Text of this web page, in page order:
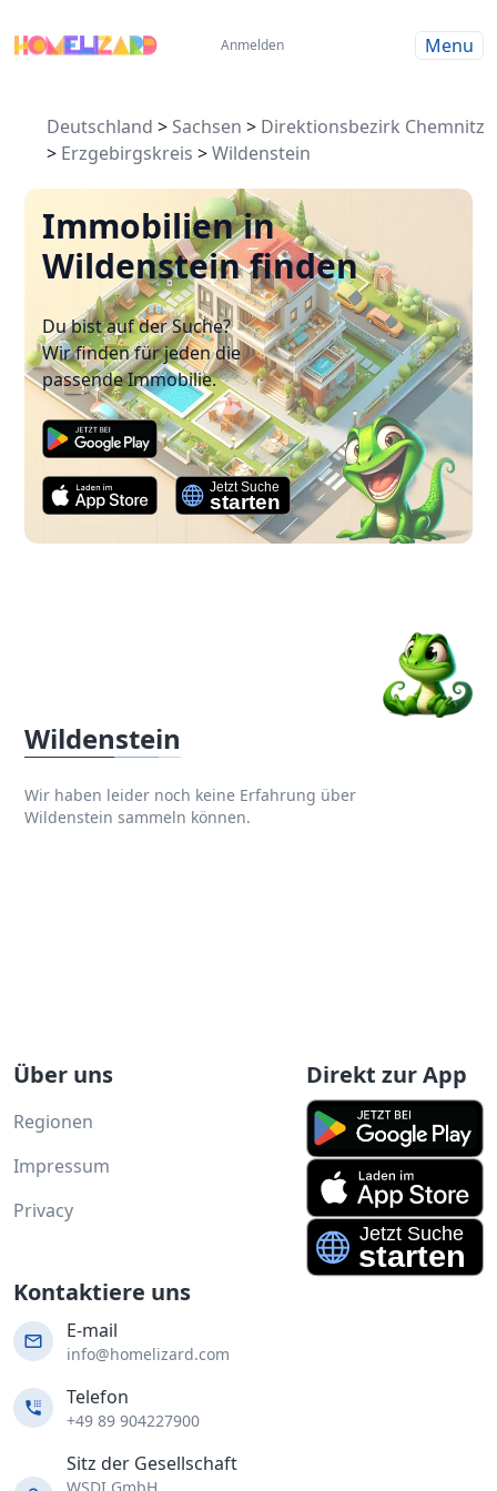
Anmelden Menu
Deutschland > Sachsen > Direktionsbezirk Chemnitz
> Erzgebirgskreis >Wildenstein
Immobilien in
Wildenstein finden
Du bist auf der Suche?
Wir finden für jeden die
passende Immobilie.
Wildenstein
Wir haben leider noch keine Erfahrung über
Wildenstein sammeln können.
Über uns
Regionen
Impressum
Privacy
Direkt zur App
Kontaktiere uns
E-mail
info@homelizard.com
Telefon
+49 89 904227900
Sitz der Gesellschaft